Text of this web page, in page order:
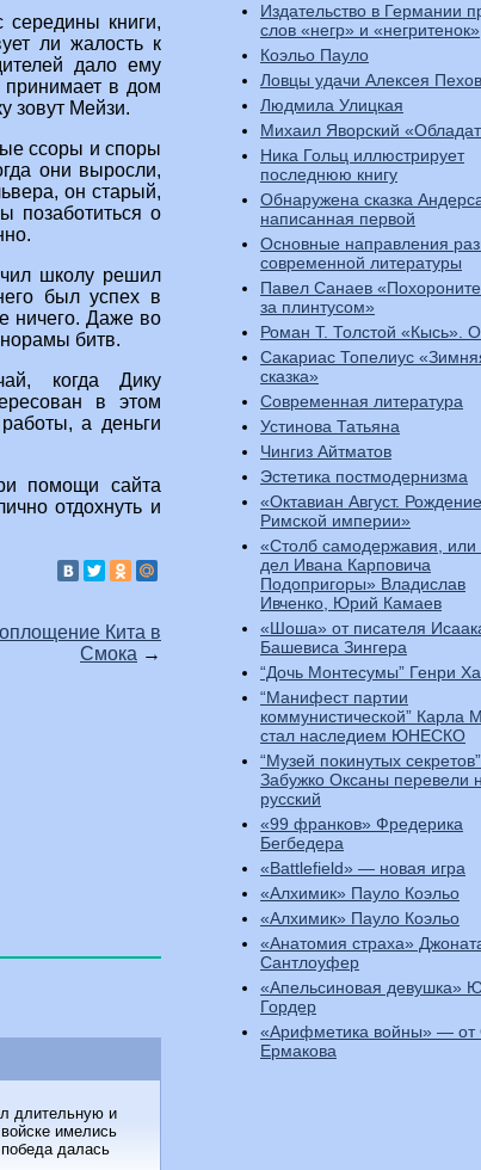
середины книги,
ли жалость к
дало ему
принимает в дом
зовут Мейзи.
ссоры и споры
они выросли,
он старый,
позаботиться о
школу решил
был успех в
ничего. Даже во
битв.
когда Дику
в этом
а деньги
помощи сайта
отдохнуть и
Кита в
Смока →
длительную и
имелись
далась
Издательство в Германии
слов «негр» и «негритенок»
Коэльо Пауло
Ловцы удачи Алексея
Людмила Улицкая
Михаил Яворский
Ника Гольц иллюстрирует
последнюю книгу
Обнаружена сказка
написанная первой
Основные направления
современной литературы
Павел Санаев
за плинтусом»
Роман Т. Толстой «Кысь».
Сакариас Топелиус
сказка»
Современная литература
Устинова Татьяна
Чингиз Айтматов
Эстетика постмодернизма
«Октавиан Август. Рождение
Римской империи»
«Столб самодержавия, или
дел Ивана Карповича
Подопригоры» Владислав
Ивченко, Юрий Камаев
«Шоша» от писателя
Башевиса Зингера
“Дочь Монтесумы” Генри
“Манифест партии
коммунистической” Карла
стал наследием ЮНЕСКО
“Музей покинутых секретов”
Забужко Оксаны перевели
русский
«99 франков» Фредерика
Бегбедера
«Battlefield» — новая игра
«Алхимик» Пауло Коэльо
«Алхимик» Пауло Коэльо
«Анатомия страха»
Сантлоуфер
«Апельсиновая девушка»
Гордер
«Арифметика войны» — от
Ермакова